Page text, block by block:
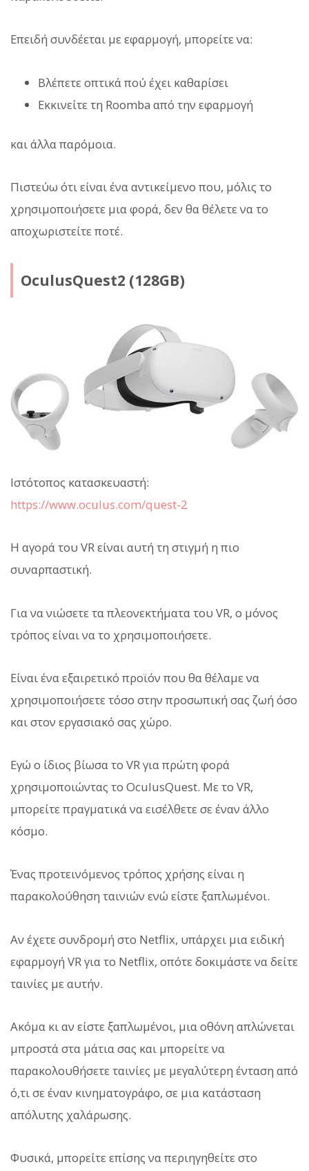
Επειδή συνδέεται με εφαρμογή, μπορείτε να:
Βλέπετε οπτικά πού έχει καθαρίσει
Εκκινείτε τη Roomba από την εφαρμογή
και άλλα παρόμοια.
Πιστεύω ότι είναι ένα αντικείμενο που, μόλις το
χρησιμοποιήσετε μια φορά, δεν θα θέλετε να το
αποχωριστείτε ποτέ.
OculusQuest2 (128GB)
Ιστότοπος κατασκευαστή:
https://www.oculus.com/quest-2
Η αγορά του VR είναι αυτή τη στιγμή η πιο
συναρπαστική.
Για να νιώσετε τα πλεονεκτήματα του VR, ο μόνος
τρόπος είναι να το χρησιμοποιήσετε.
Είναι ένα εξαιρετικό προϊόν που θα θέλαμε να
χρησιμοποιήσετε τόσο στην προσωπική σας ζωή όσο
και στον εργασιακό σας χώρο.
Εγώ ο ίδιος βίωσα το VR για πρώτη φορά
χρησιμοποιώντας το OculusQuest. Με το VR,
μπορείτε πραγματικά να εισέλθετε σε έναν άλλο
κόσμο.
Ένας προτεινόμενος τρόπος χρήσης είναι η
παρακολούθηση ταινιών ενώ είστε ξαπλωμένοι.
Αν έχετε συνδρομή στο Netflix, υπάρχει μια ειδική
εφαρμογή VR για το Netflix, οπότε δοκιμάστε να δείτε
ταινίες με αυτήν.
Ακόμα κι αν είστε ξαπλωμένοι, μια οθόνη απλώνεται
μπροστά στα μάτια σας και μπορείτε να
παρακολουθήσετε ταινίες με μεγαλύτερη ένταση από
ό,τι σε έναν κινηματογράφο, σε μια κατάσταση
απόλυτης χαλάρωσης.
Φυσικά, μπορείτε επίσης να περιηγηθείτε στο